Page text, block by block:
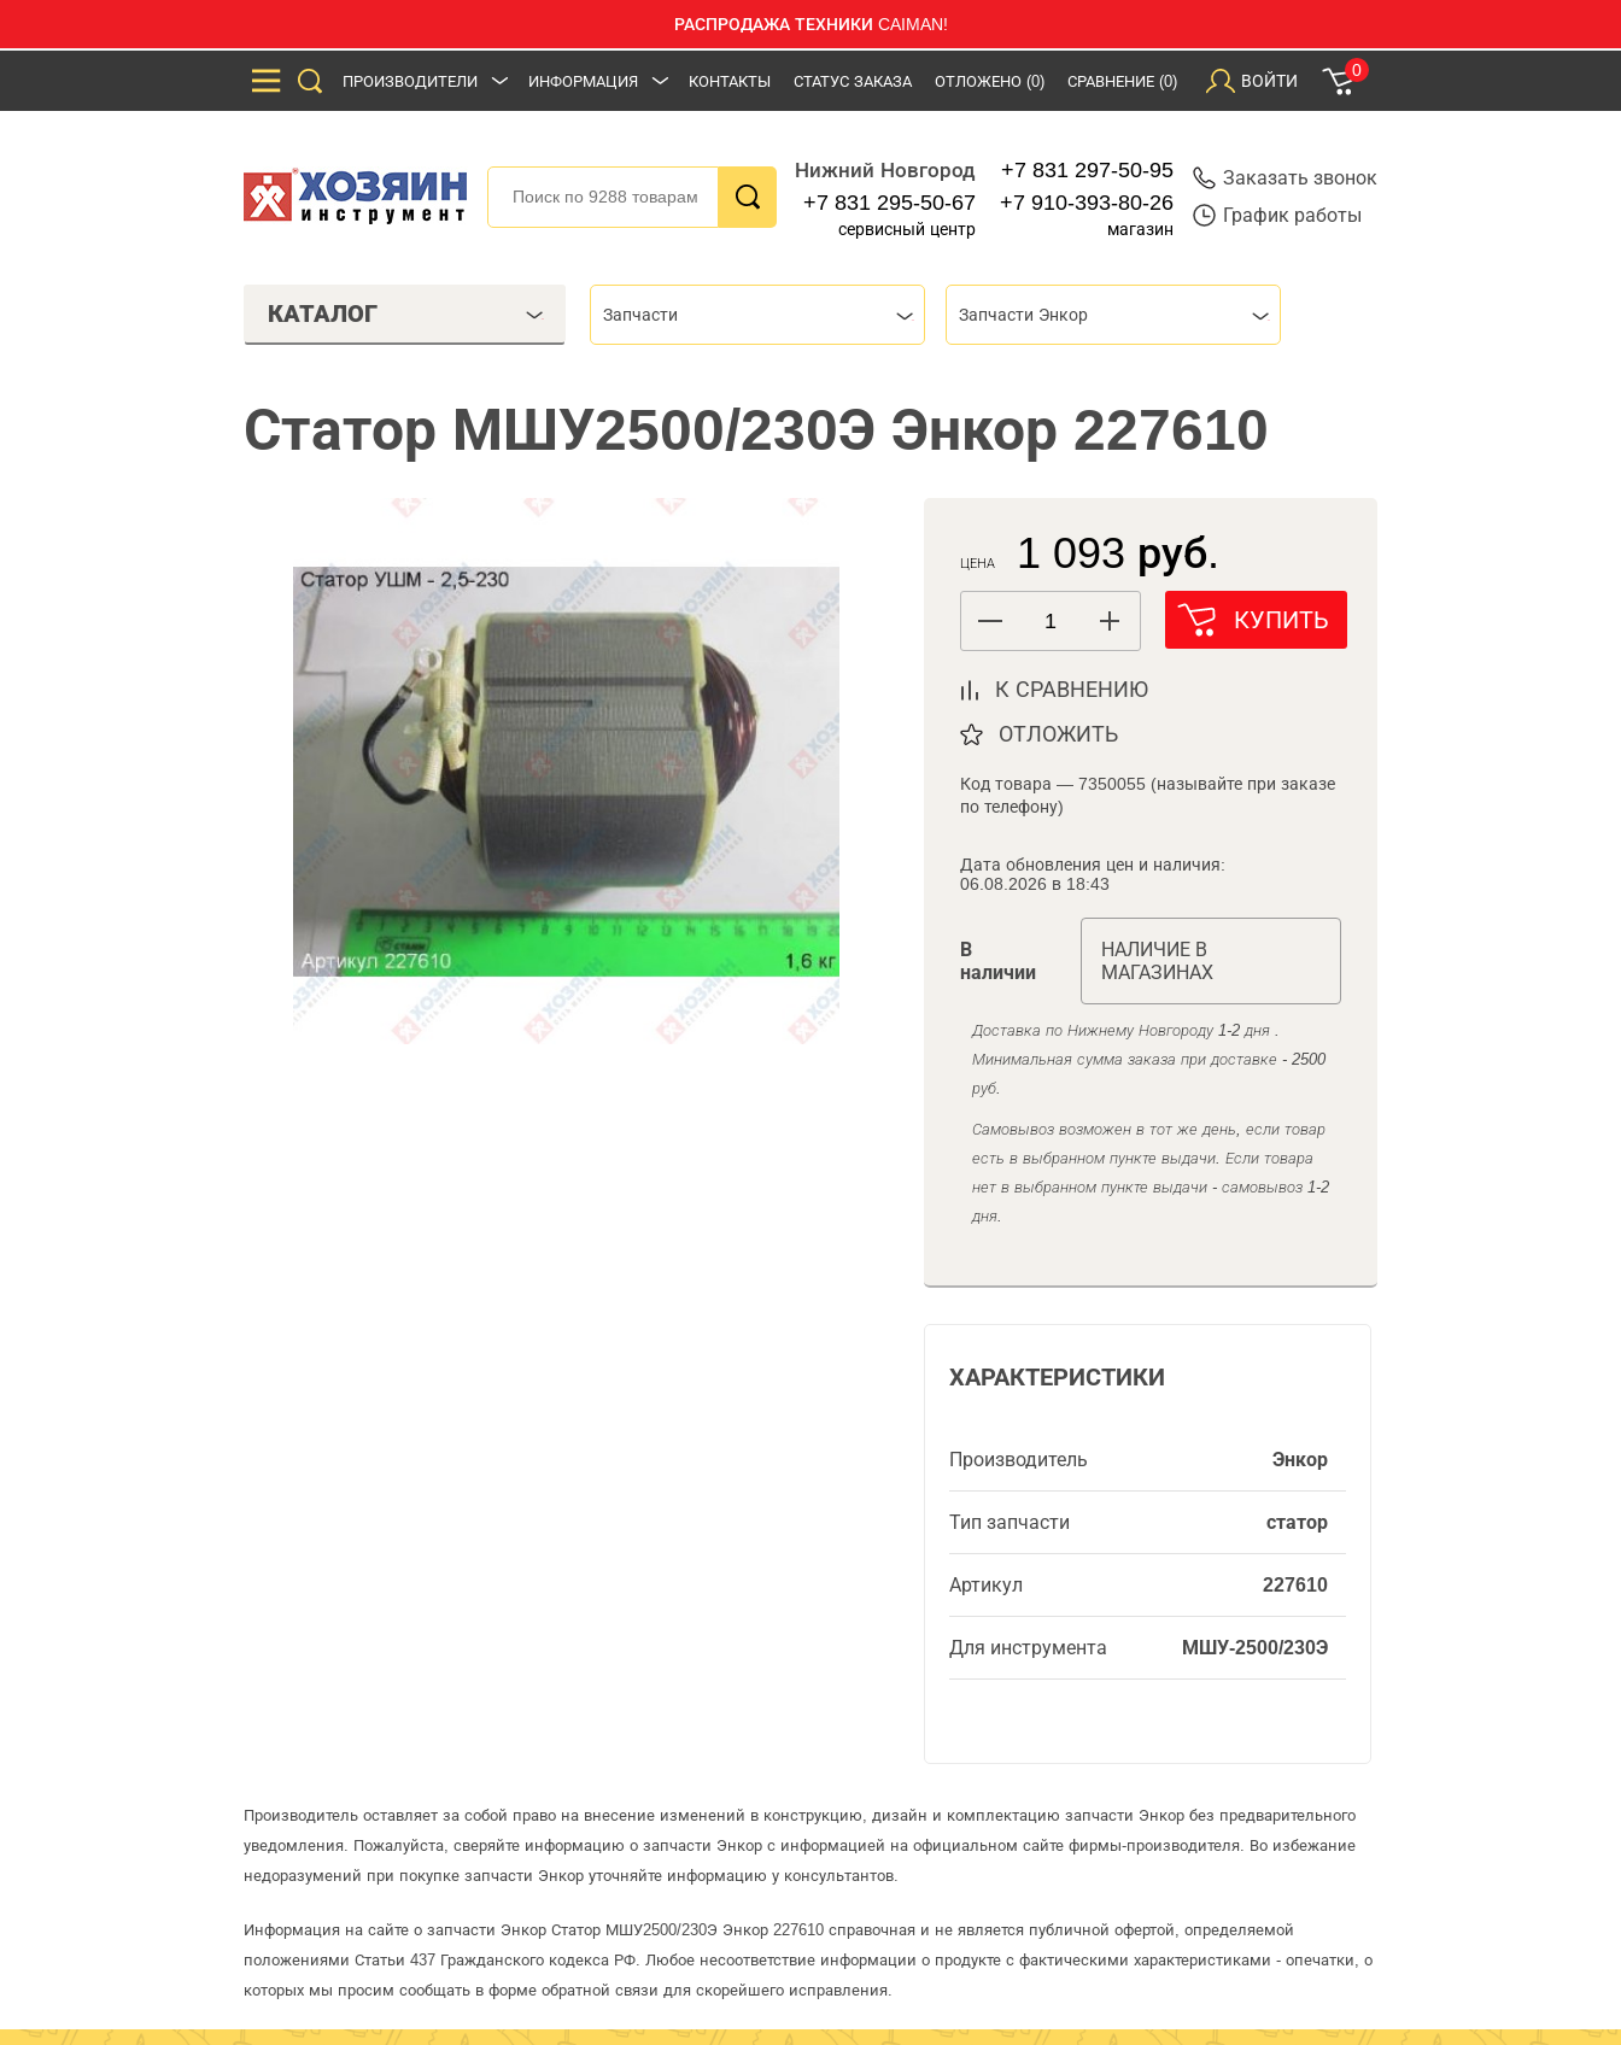
РАСПРОДАЖА ТЕХНИКИ CAIMAN!
ПРОИЗВОДИТЕЛИ ИНФОРМАЦИЯ КОНТАКТЫ СТАТУС ЗАКАЗА ОТЛОЖЕНО (0) СРАВНЕНИЕ (0) ВОЙТИ
0
Нижний Новгород
+7 831 295-50-67
сервисный центр
+7 831 297-50-95
+7 910-393-80-26
магазин
Заказать звонок
График работы
КАТАЛОГ Запчасти Запчасти Энкор
Статор МШУ2500/230Э Энкор 227610
ЦЕНА 1 093 руб.
КУПИТЬ
К СРАВНЕНИЮ
ОТЛОЖИТЬ
Код товара — 7350055 (называйте при заказе
по телефону)
Дата обновления цен и наличия:
06.08.2026 в 18:43
В
наличии
НАЛИЧИЕ В
МАГАЗИНАХ
Доставка по Нижнему Новгороду 1-2 дня .
Минимальная сумма заказа при доставке - 2500
руб.
Самовывоз возможен в тот же день, если товар
есть в выбранном пункте выдачи. Если товара
нет в выбранном пункте выдачи - самовывоз 1-2
дня.
ХАРАКТЕРИСТИКИ
Производитель Энкор
Тип запчасти статор
Артикул 227610
Для инструмента МШУ-2500/230Э
Производитель оставляет за собой право на внесение изменений в конструкцию, дизайн и комплектацию запчасти Энкор без предварительного
уведомления. Пожалуйста, сверяйте информацию о запчасти Энкор с информацией на официальном сайте фирмы-производителя. Во избежание
недоразумений при покупке запчасти Энкор уточняйте информацию у консультантов.
Информация на сайте о запчасти Энкор Статор МШУ2500/230Э Энкор 227610 справочная и не является публичной офертой, определяемой
положениями Статьи 437 Гражданского кодекса РФ. Любое несоответствие информации о продукте с фактическими характеристиками - опечатки, о
которых мы просим сообщать в форме обратной связи для скорейшего исправления.